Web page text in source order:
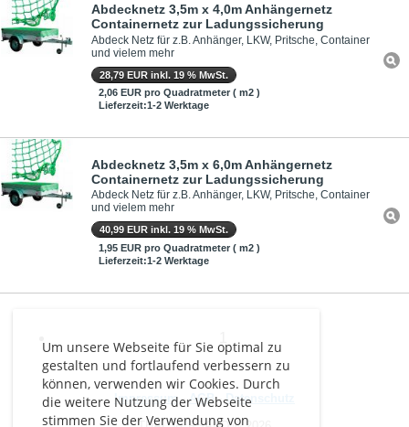
Um unsere Webseite für Sie optimal zu
gestalten und fortlaufend verbessern zu
können, verwenden wir Cookies. Durch
die weitere Nutzung der Webseite
stimmen Sie der Verwendung von
Abdecknetz 3,5m x 4,0m Anhängernetz
Containernetz zur Ladungssicherung
Abdeck Netz für z.B. Anhänger, LKW, Pritsche, Container
und vielem mehr
28,79 EUR inkl. 19 % MwSt.
2,06 EUR pro Quadratmeter ( m2 )
Lieferzeit:1-2 Werktage
Abdecknetz 3,5m x 6,0m Anhängernetz
Containernetz zur Ladungssicherung
Abdeck Netz für z.B. Anhänger, LKW, Pritsche, Container
und vielem mehr
40,99 EUR inkl. 19 % MwSt.
1,95 EUR pro Quadratmeter ( m2 )
Lieferzeit:1-2 Werktage
Impressum-AGB-Datenschutz